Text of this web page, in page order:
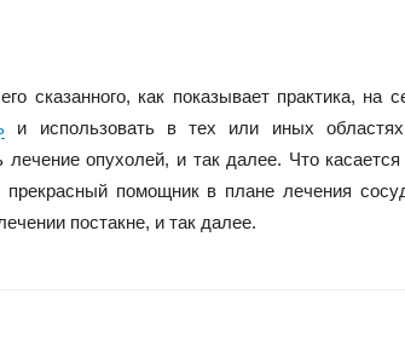
сказанного, как показывает практика, на
и использовать в тех или иных
лечение опухолей, и так далее. Что
прекрасный помощник в плане лечения
постакне, и так далее.